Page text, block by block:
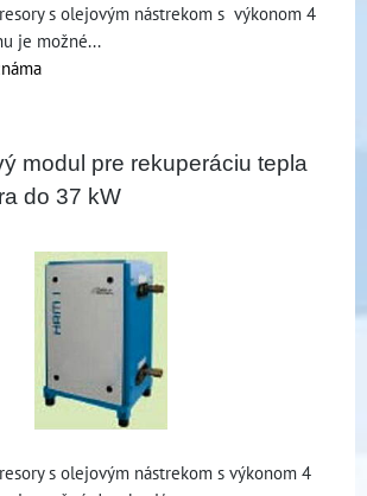
s olejovým nástrekom s výkonom 4
je možné...
modul pre rekuperáciu tepla
do 37 kW
s olejovým nástrekom s výkonom 4